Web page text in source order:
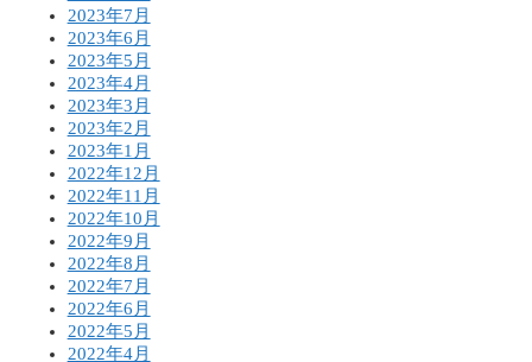
2023年7月
2023年6月
2023年5月
2023年4月
2023年3月
2023年2月
2023年1月
2022年12月
2022年11月
2022年10月
2022年9月
2022年8月
2022年7月
2022年6月
2022年5月
2022年4月